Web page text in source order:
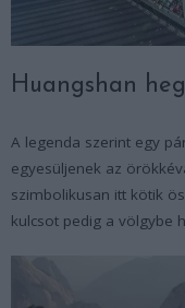
Huangshan
A legenda szerint egy
egyesüljenek az
szimbolikusan itt kötik
kulcsot pedig a völgybe